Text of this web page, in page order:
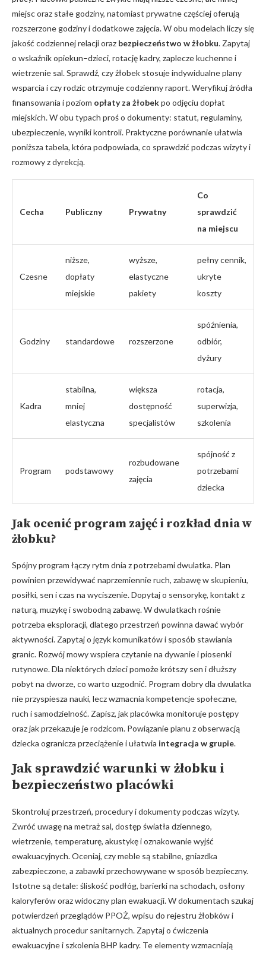
miejsc oraz stałe godziny, natomiast prywatne częściej oferują
rozszerzone godziny i dodatkowe zajęcia. W obu modelach liczy się
jakość codziennej relacji oraz bezpieczeństwo w żłobku. Zapytaj
o wskaźnik opiekun–dzieci, rotację kadry, zaplecze kuchenne i
wietrzenie sal. Sprawdź, czy żłobek stosuje indywidualne plany
wsparcia i czy rodzic otrzymuje codzienny raport. Weryfikuj źródła
finansowania i poziom opłaty za żłobekpo odjęciu dopłat
miejskich. W obu typach proś o dokumenty: statut, regulaminy,
ubezpieczenie, wyniki kontroli. Praktyczne porównanie ułatwia
poniższa tabela, która podpowiada, co sprawdzić podczas wizyty i
rozmowy z dyrekcją.
Cecha Publiczny Prywatny
Co
sprawdzić
na miejscu
Czesne
niższe,
dopłaty
miejskie
wyższe,
elastyczne
pakiety
pełny cennik,
ukryte
koszty
Godziny standardowe rozszerzone
spóźnienia,
odbiór,
dyżury
Kadra
stabilna,
mniej
elastyczna
większa
dostępność
specjalistów
rotacja,
superwizja,
szkolenia
Program podstawowy
rozbudowane
zajęcia
spójność z
potrzebami
dziecka
Jak ocenić program zajęć i rozkład dnia w
żłobku?
Spójny program łączy rytm dnia z potrzebami dwulatka. Plan
powinien przewidywać naprzemiennie ruch, zabawę w skupieniu,
posiłki, sen i czas na wyciszenie. Dopytaj o sensorykę, kontakt z
naturą, muzykę i swobodną zabawę. W dwulatkach rośnie
potrzeba eksploracji, dlatego przestrzeń powinna dawać wybór
aktywności. Zapytaj o język komunikatów i sposób stawiania
granic. Rozwój mowy wspiera czytanie na dywanie i piosenki
rutynowe. Dla niektórych dzieci pomoże krótszy sen i dłuższy
pobyt na dworze, co warto uzgodnić. Program dobry dla dwulatka
nie przyspiesza nauki, lecz wzmacnia kompetencje społeczne,
ruch i samodzielność. Zapisz, jak placówka monitoruje postępy
oraz jak przekazuje je rodzicom. Powiązanie planu z obserwacją
dziecka ogranicza przeciążenie i ułatwia integracja w grupie.
Jak sprawdzićwarunki w żłobku i
bezpieczeństwo placówki
Skontroluj przestrzeń, procedury i dokumenty podczas wizyty.
Zwróć uwagę na metraż sal, dostęp światła dziennego,
wietrzenie, temperaturę, akustykę i oznakowanie wyjść
ewakuacyjnych. Oceniaj, czy meble są stabilne, gniazdka
zabezpieczone, a zabawki przechowywane w sposób bezpieczny.
Istotne są detale: śliskość podłóg, barierki na schodach, osłony
kaloryferów oraz widoczny plan ewakuacji. W dokumentach szukaj
potwierdzeń przeglądów PPOŻ, wpisu do rejestru żłobków i
aktualnych procedur sanitarnych. Zapytaj o ćwiczenia
ewakuacyjne i szkolenia BHP kadry. Te elementy wzmacniają